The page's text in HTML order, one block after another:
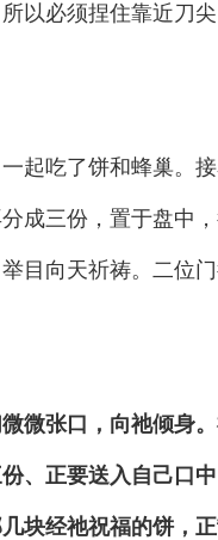
以必须捏住靠近刀
起吃了饼和蜂巢。
成三份，置于盘中
目向天祈祷。二位
微张口，向祂倾身
、正要送入自己口
块经祂祝福的饼，